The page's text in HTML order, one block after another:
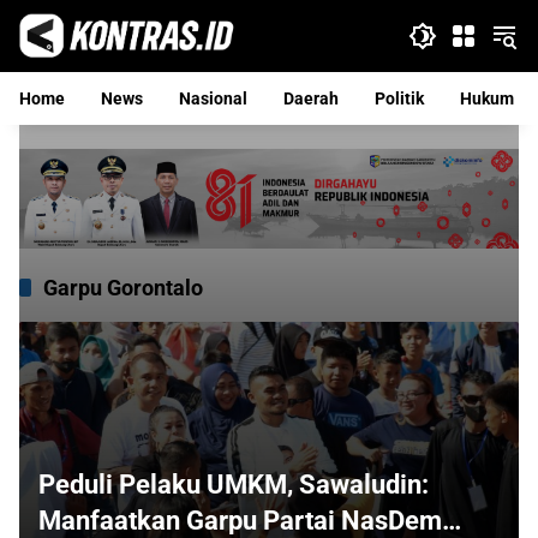
Langsung
konten
Home
News Nasional Daerah Politik Hukum
Garpu Gorontalo
Peduli Pelaku UMKM, Sawaludin:
Manfaatkan Garpu Partai NasDem